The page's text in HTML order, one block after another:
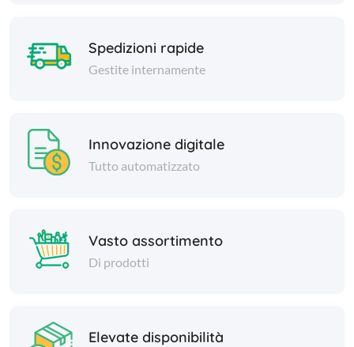
Spedizioni rapide
Gestite internamente
Innovazione digitale
Tutto automatizzato
Vasto assortimento
Di prodotti
Elevate disponibilità